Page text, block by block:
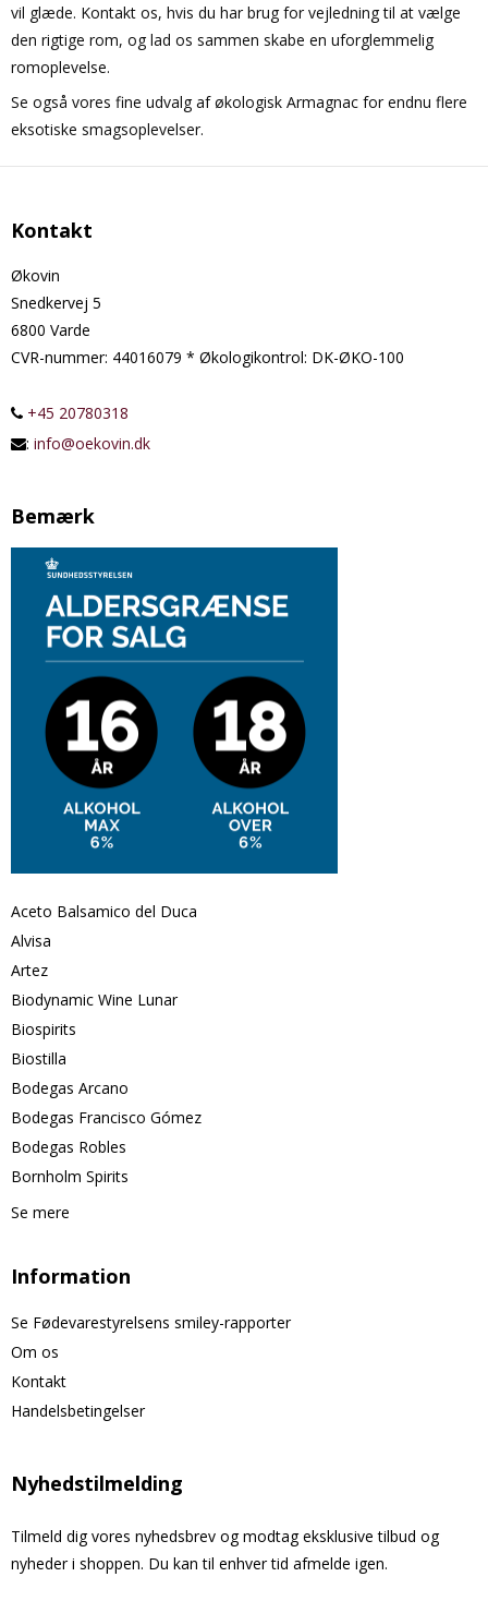
vil glæde. Kontakt os, hvis du har brug for vejledning til at vælge
den rigtige rom, og lad os sammen skabe en uforglemmelig
romoplevelse.
Se også vores fine udvalg af økologisk Armagnac for endnu flere
eksotiske smagsoplevelser.
Kontakt
Økovin
Snedkervej 5
6800 Varde
CVR-nummer: 44016079 * Økologikontrol: DK-ØKO-100
+45 20780318
: info@oekovin.dk
Bemærk
Aceto Balsamico del Duca
Alvisa
Artez
Biodynamic Wine Lunar
Biospirits
Biostilla
Bodegas Arcano
Bodegas Francisco Gómez
Bodegas Robles
Bornholm Spirits
Se mere
Information
Se Fødevarestyrelsens smiley-rapporter
Om os
Kontakt
Handelsbetingelser
Nyhedstilmelding
Tilmeld dig vores nyhedsbrev og modtag eksklusive tilbud og
nyheder i shoppen. Du kan til enhver tid afmelde igen.